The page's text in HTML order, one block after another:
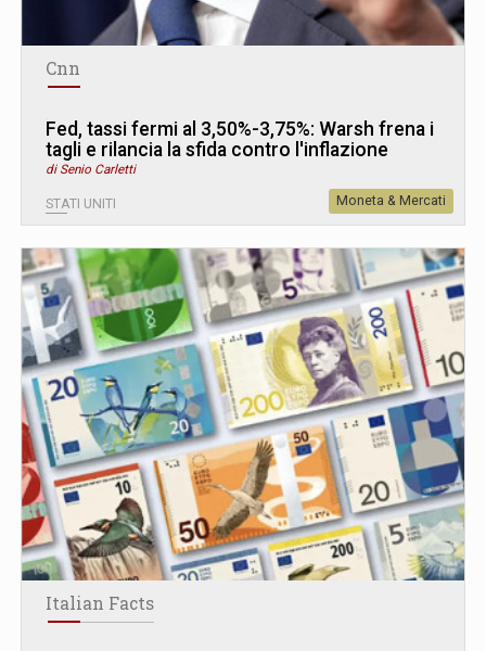
Cnn
Fed, tassi fermi al 3,50%-3,75%: Warsh frena i
tagli e rilancia la sfida contro l'inflazione
di Senio Carletti
STATI UNITI Moneta & Mercati
Italian Facts